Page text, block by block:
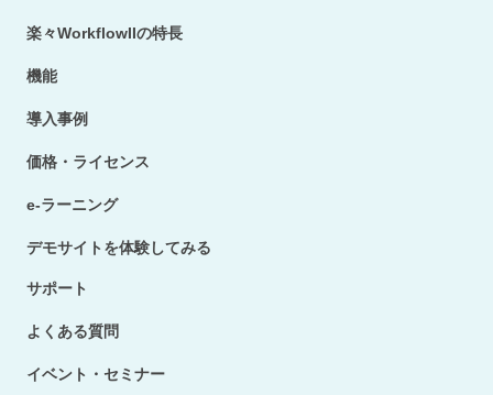
楽々WorkflowIIの特長
機能
導入事例
価格・ライセンス
e-ラーニング
デモサイトを体験してみる
サポート
よくある質問
イベント・セミナー